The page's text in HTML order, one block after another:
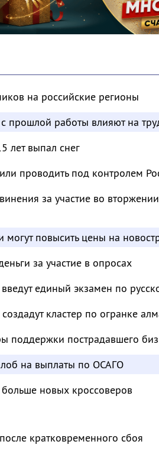
на российские регионы
прошлой работы влияют на
лет выпал снег
проводить под контролем
за участие во
повысить цены на
за участие в опросах
единый экзамен по
кластер по огранке
пострадавшего
на выплаты по ОСАГО
новых кроссоверов
кратковременного сбоя